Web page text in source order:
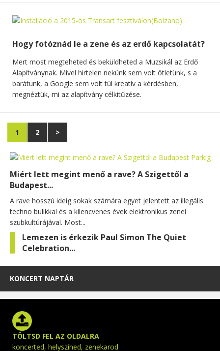
Hogy fotóznád le a zene és az erdő kapcsolatát?
Mert most megteheted és beküldheted a Muzsikál az Erdő
Alapítványnak. Mivel hirtelen nekünk sem volt ötletünk, s a
barátunk, a Google sem volt túl kreatív a kérdésben,
megnéztük, mi az alapítvány célkitűzése.
1 2 >
Miért lett megint menő a rave? A Szigettől a
Budapest...
A rave hosszú ideig sokak számára egyet jelentett az illegális
techno bulikkal és a kilencvenes évek elektronikus zenei
szubkultúrájával. Most...
Lemezen is érkezik Paul Simon The Quiet
Celebration...
KONCERT NAPTÁR
TÖLTSD FEL AZ OLDALRA
koncerted, helyszíned, zenekarod